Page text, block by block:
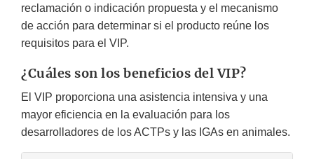
reclamación o indicación propuesta y el mecanismo
de acción para determinar si el producto reúne los
requisitos para el VIP.
¿Cuáles son los beneficios del VIP?
El VIP proporciona una asistencia intensiva y una
mayor eficiencia en la evaluación para los
desarrolladores de los ACTPs y las IGAs en animales.